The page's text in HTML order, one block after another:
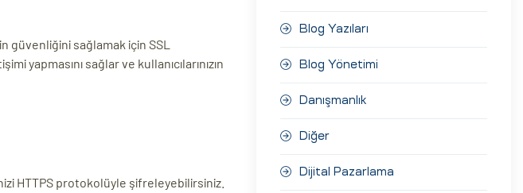
güvenliğini sağlamak için SSL
yapmasını sağlar ve kullanıcılarınızın
HTTPS protokolüyle şifreleyebilirsiniz.
Blog Yazıları
Blog Yönetimi
Danışmanlık
Diğer
Dijital Pazarlama